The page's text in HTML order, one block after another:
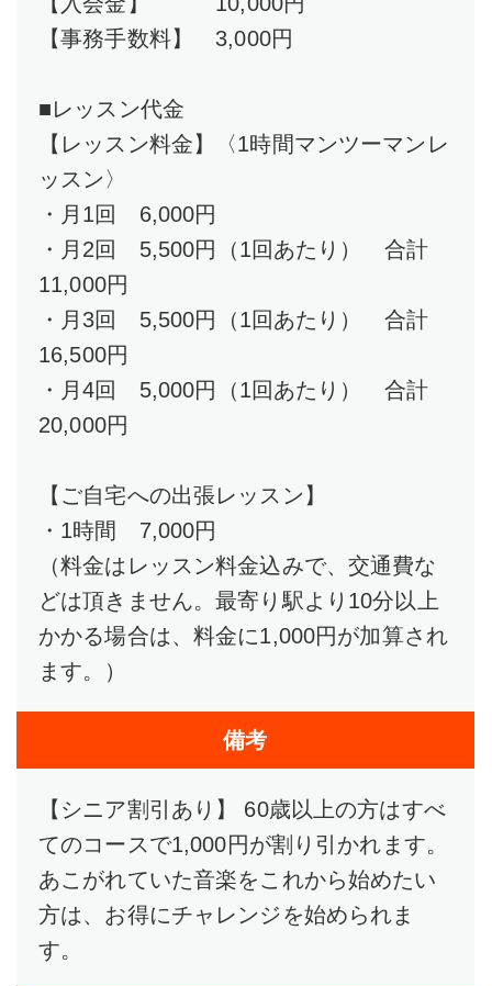
【事務手数料】 3,000円
■レッスン代金
【レッスン料金】〈1時間マンツーマンレ
ッスン〉
・月1回 6,000円
・月2回 5,500円（1回あたり） 合計
11,000円
・月3回 5,500円（1回あたり） 合計
16,500円
・月4回 5,000円（1回あたり） 合計
20,000円
【ご自宅への出張レッスン】
・1時間 7,000円
（料金はレッスン料金込みで、交通費な
どは頂きません。最寄り駅より10分以上
かかる場合は、料金に1,000円が加算され
ます。）
備考
【シニア割引あり】 60歳以上の方はすべ
てのコースで1,000円が割り引かれます。
あこがれていた音楽をこれから始めたい
方は、お得にチャレンジを始められま
す。